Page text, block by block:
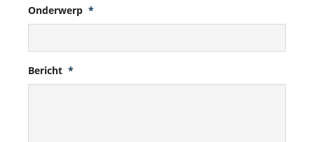
Onderwerp *
Bericht *